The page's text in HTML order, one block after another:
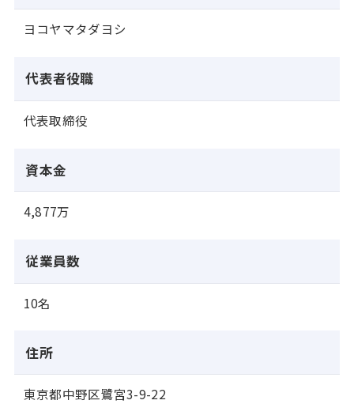
ヨコヤマタダヨシ
代表者役職
代表取締役
資本金
4,877万
従業員数
10名
住所
東京都中野区鷺宮3-9-22